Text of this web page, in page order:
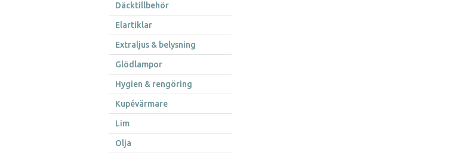
Däcktillbehör
Elartiklar
Extraljus & belysning
Glödlampor
Hygien & rengöring
Kupévärmare
Lim
Olja